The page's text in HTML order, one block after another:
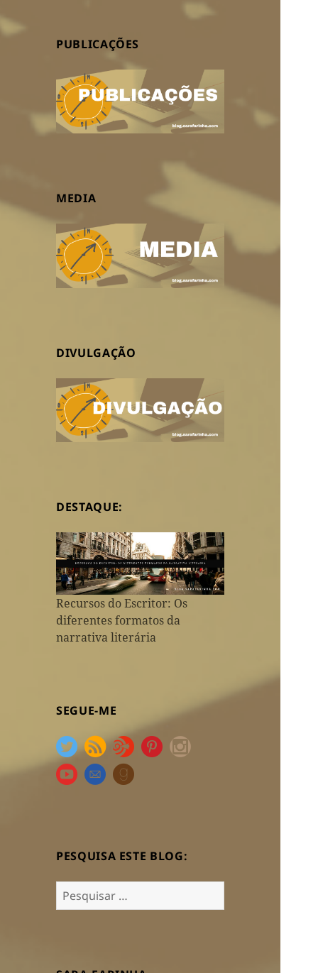
PUBLICAÇÕES
MEDIA
DIVULGAÇÃO
DESTAQUE:
Recursos do Escritor: Os
diferentes formatos da
narrativa literária
SEGUE-ME
PESQUISA ESTE BLOG:
Pesquisar
por: